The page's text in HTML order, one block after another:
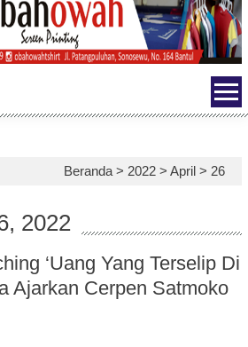
Beranda > 2022 >April > 26
2022
‘Uang Yang Terselip Di
Ajarkan Cerpen Satmoko